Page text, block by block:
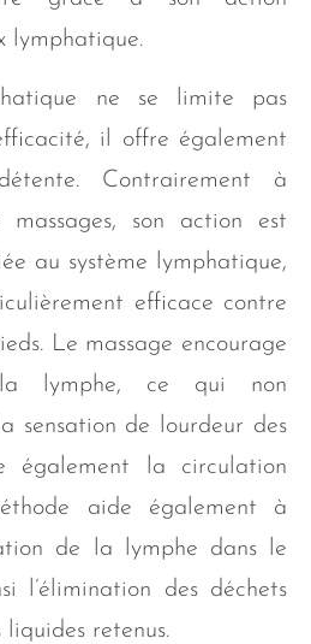
lymphatique.
ne se limite pas
il offre également
Contrairement à
massages, son action est
au système lymphatique,
efficace contre
Le massage encourage
la lymphe, ce qui non
sensation de lourdeur des
également la circulation
aide également à
de la lymphe dans le
l’élimination des déchets
retenus.